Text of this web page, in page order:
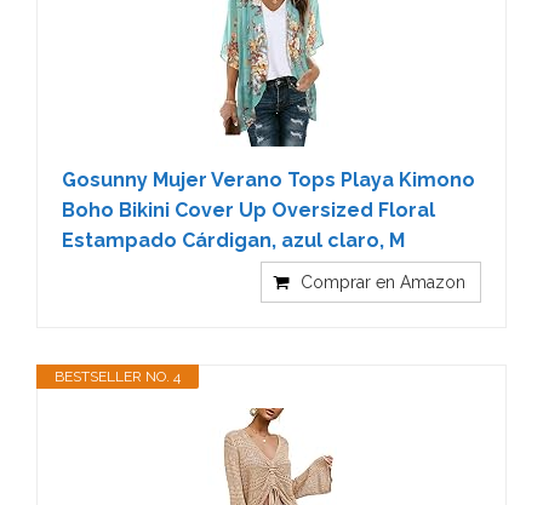
Gosunny Mujer Verano Tops Playa Kimono
Boho Bikini Cover Up Oversized Floral
Estampado Cárdigan, azul claro, M
Comprar en Amazon
BESTSELLER NO. 4